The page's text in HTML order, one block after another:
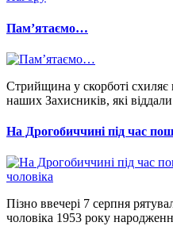
Памʼятаємо…
Стрийщина у скорботі
наших Захисників, які
На Дрогобиччині під час
Пізно ввечері 7 серпня
чоловіка 1953 року